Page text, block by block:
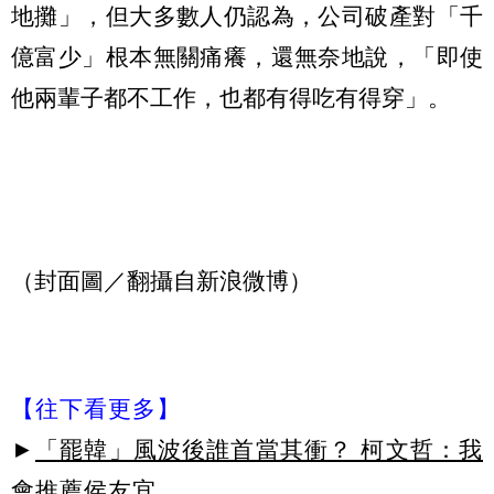
地攤」，但大多數人仍認為，公司破產對「千
億富少」根本無關痛癢，還無奈地說，「即使
他兩輩子都不工作，也都有得吃有得穿」。
（封面圖／翻攝自新浪微博）
【往下看更多】
►
「罷韓」風波後誰首當其衝？ 柯文哲：我